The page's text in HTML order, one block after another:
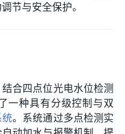
节与安全保护。
合四点位光电水位检测
一种具有分级控制与双
统。系统通过多点检测实